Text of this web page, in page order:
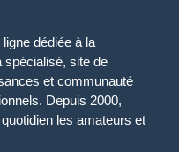
dédiée à la
spécialisé, site de
et communauté
Depuis 2000,
les amateurs et